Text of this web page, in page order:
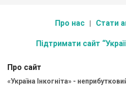
Про нас Стати
Підтримати сайт
Про сайт
«Україна Інкогніта» -